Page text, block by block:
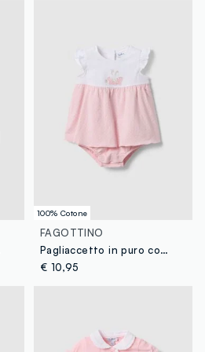
100% Cotone
FAGOTTINO
Pagliaccetto in puro cotone multicolor da neonata
€ 10,95